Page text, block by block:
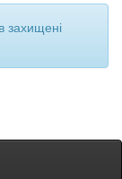
захищені